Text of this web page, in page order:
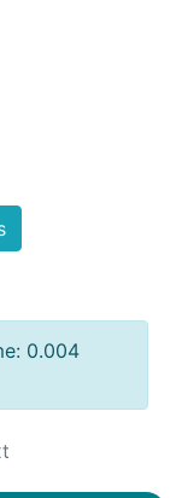
0.004